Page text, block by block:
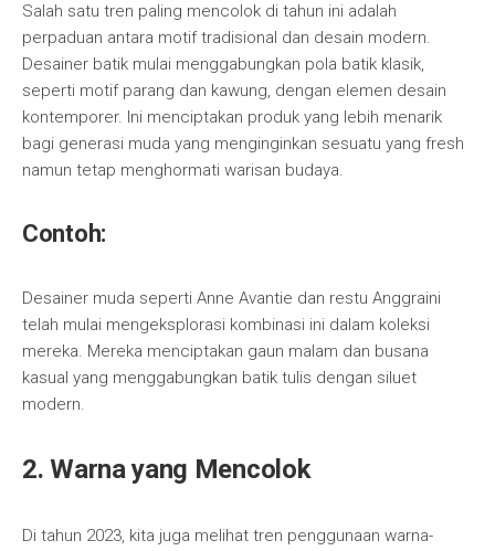
Salah satu tren paling mencolok di tahun ini adalah
perpaduan antara motif tradisional dan desain modern.
Desainer batik mulai menggabungkan pola batik klasik,
seperti motif parang dan kawung, dengan elemen desain
kontemporer. Ini menciptakan produk yang lebih menarik
bagi generasi muda yang menginginkan sesuatu yang fresh
namun tetap menghormati warisan budaya.
Contoh:
Desainer muda seperti Anne Avantie dan restu Anggraini
telah mulai mengeksplorasi kombinasi ini dalam koleksi
mereka. Mereka menciptakan gaun malam dan busana
kasual yang menggabungkan batik tulis dengan siluet
modern.
2. Warna yang Mencolok
Di tahun 2023, kita juga melihat tren penggunaan warna-